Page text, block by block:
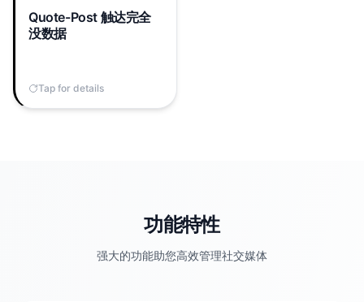
Quote-Post 触达完全
没数据
Tap for details
提升在原生 Insights 标签
里完全不可见。你只看到
自己贴文的曝光，看不到
Tap to flip back
功能特性
强大的功能助您高效管理社交媒体